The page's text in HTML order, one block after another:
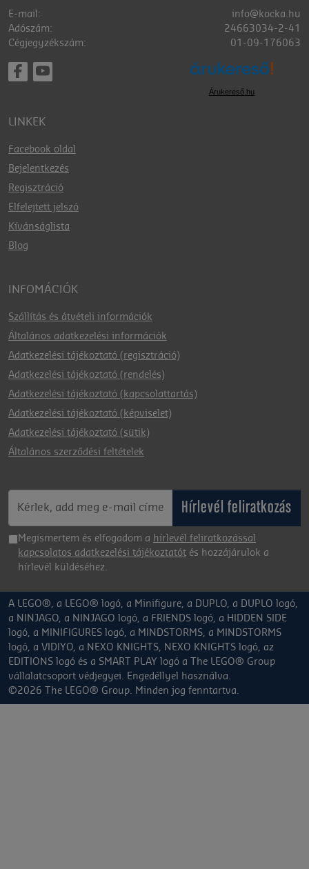
E-mail:
info@kocka.hu
Adószám:
24663034-2-41
Cégjegyzékszám:
01-09-176063
Árukereső.hu
LINKEK
Facebook oldal
Bejelentkezés
Regisztráció
Elfelejtett jelszó
Kívánságlista
Blog
INFOMÁCIÓK
Szállítás és átvételi információk
Általános adatkezelési információk
Adatkezelési tájékoztató (regisztráció)
Adatkezelési tájékoztató (rendelés)
Adatkezelési tájékoztató (kapcsolattartás)
Adatkezelési tájékoztató (képviselet)
Adatkezelési tájékoztató (sütik)
Általános szerződési feltételek
Hírlevél feliratkozás
Megismertem és elfogadom a hírlevél feliratkozással
kapcsolatos adatkezelési tájékoztatót és hozzájárulok a
hírlevél küldéséhez.
A LEGO®, a LEGO® logó, a Minifigure, a DUPLO, a DUPLO logó,
a NINJAGO, a NINJAGO logó, a FRIENDS logó, a HIDDEN SIDE
logó, a MINIFIGURES logó, a MINDSTORMS, a MINDSTORMS
logó, a VIDIYO, a NEXO KNIGHTS, NEXO KNIGHTS logó, az
EDITIONS logó és a SMART PLAY logó a The LEGO® Group
vállalatcsoport védjegyei. Engedéllyel használva.
©2026 The LEGO® Group. Minden jog fenntartva.